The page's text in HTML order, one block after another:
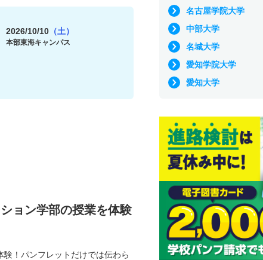
2026/10/10（土）
本部東海キャンパス
ョン学部の授業を体験
験！パンフレットだけでは伝わら
入試説明・対策講座
名古屋学院大学
中部大学
名城大学
愛知学院大学
愛知大学